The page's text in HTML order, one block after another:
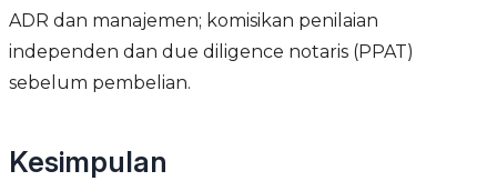
ADR dan manajemen; komisikan penilaian
independen dan due diligence notaris (PPAT)
sebelum pembelian.
Kesimpulan